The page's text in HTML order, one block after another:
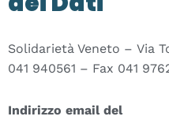
Solidarietà Veneto – Via
041 940561 – Fax 041
Indirizzo email del